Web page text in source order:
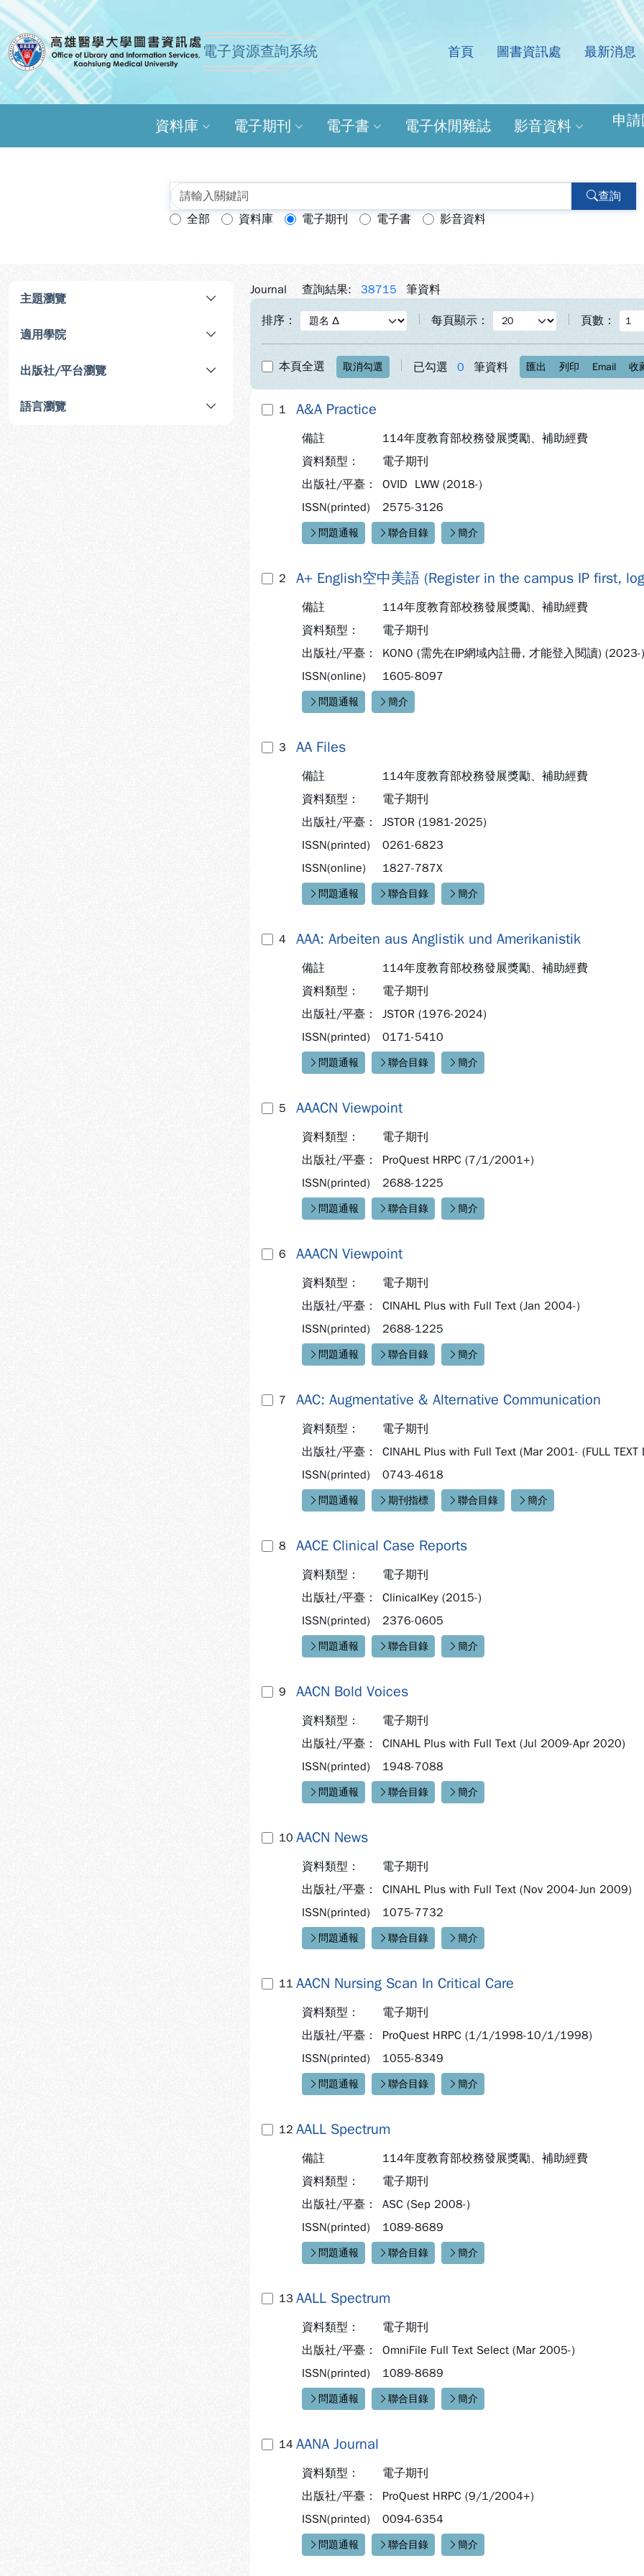
跳到主要內容
:::
高雄醫學大學圖書資訊處電子資源查詢系統
電子資源查詢系統 首頁 圖書資訊處 最新消息
資料庫 電子期刊 電子書 電子休閒雜誌 影音資料 申
:::
查詢
查詢模式：
全部 資料庫 電子期刊 電子書 影音資料
主題瀏覽
適用學院
出版社/平台瀏覽
語言瀏覽
Journal 查詢結果: 38715 筆資料
排序： 每頁顯示： 頁數：
本頁全選 取消勾選 已勾選 0 筆資料 匯出 列印 Email 收
1 A&A Practice
備註
114年度教育部校務發展獎勵、補助經費
資料類型：
電子期刊
出版社/平臺：
OVID LWW (2018-)
ISSN(printed)
2575-3126
快速連結：
問題通報 聯合目錄 簡介
2 A+ English空中美語 (Register in the campus IP first,
備註
114年度教育部校務發展獎勵、補助經費
資料類型：
電子期刊
出版社/平臺：
KONO (需先在IP網域內註冊, 才能登入閱讀) (2023-)
ISSN(online)
1605-8097
快速連結：
問題通報 簡介
3 AA Files
備註
114年度教育部校務發展獎勵、補助經費
資料類型：
電子期刊
出版社/平臺：
JSTOR (1981-2025)
ISSN(printed)
0261-6823
ISSN(online)
1827-787X
快速連結：
問題通報 聯合目錄 簡介
4 AAA: Arbeiten aus Anglistik und Amerikanistik
備註
114年度教育部校務發展獎勵、補助經費
資料類型：
電子期刊
出版社/平臺：
JSTOR (1976-2024)
ISSN(printed)
0171-5410
快速連結：
問題通報 聯合目錄 簡介
5 AAACN Viewpoint
資料類型：
電子期刊
出版社/平臺：
ProQuest HRPC (7/1/2001+)
ISSN(printed)
2688-1225
快速連結：
問題通報 聯合目錄 簡介
6 AAACN Viewpoint
資料類型：
電子期刊
出版社/平臺：
CINAHL Plus with Full Text (Jan 2004-)
ISSN(printed)
2688-1225
快速連結：
問題通報 聯合目錄 簡介
7 AAC: Augmentative & Alternative Communication
資料類型：
電子期刊
出版社/平臺：
CINAHL Plus with Full Text (Mar 2001- (FULL
ISSN(printed)
0743-4618
快速連結：
問題通報 期刊指標 聯合目錄 簡介
8 AACE Clinical Case Reports
資料類型：
電子期刊
出版社/平臺：
ClinicalKey (2015-)
ISSN(printed)
2376-0605
快速連結：
問題通報 聯合目錄 簡介
9 AACN Bold Voices
資料類型：
電子期刊
出版社/平臺：
CINAHL Plus with Full Text (Jul 2009-Apr 2020)
ISSN(printed)
1948-7088
快速連結：
問題通報 聯合目錄 簡介
10 AACN News
資料類型：
電子期刊
出版社/平臺：
CINAHL Plus with Full Text (Nov 2004-Jun 2009)
ISSN(printed)
1075-7732
快速連結：
問題通報 聯合目錄 簡介
11 AACN Nursing Scan In Critical Care
資料類型：
電子期刊
出版社/平臺：
ProQuest HRPC (1/1/1998-10/1/1998)
ISSN(printed)
1055-8349
快速連結：
問題通報 聯合目錄 簡介
12 AALL Spectrum
備註
114年度教育部校務發展獎勵、補助經費
資料類型：
電子期刊
出版社/平臺：
ASC (Sep 2008-)
ISSN(printed)
1089-8689
快速連結：
問題通報 聯合目錄 簡介
13 AALL Spectrum
資料類型：
電子期刊
出版社/平臺：
OmniFile Full Text Select (Mar 2005-)
ISSN(printed)
1089-8689
快速連結：
問題通報 聯合目錄 簡介
14 AANA Journal
資料類型：
電子期刊
出版社/平臺：
ProQuest HRPC (9/1/2004+)
ISSN(printed)
0094-6354
快速連結：
問題通報 聯合目錄 簡介